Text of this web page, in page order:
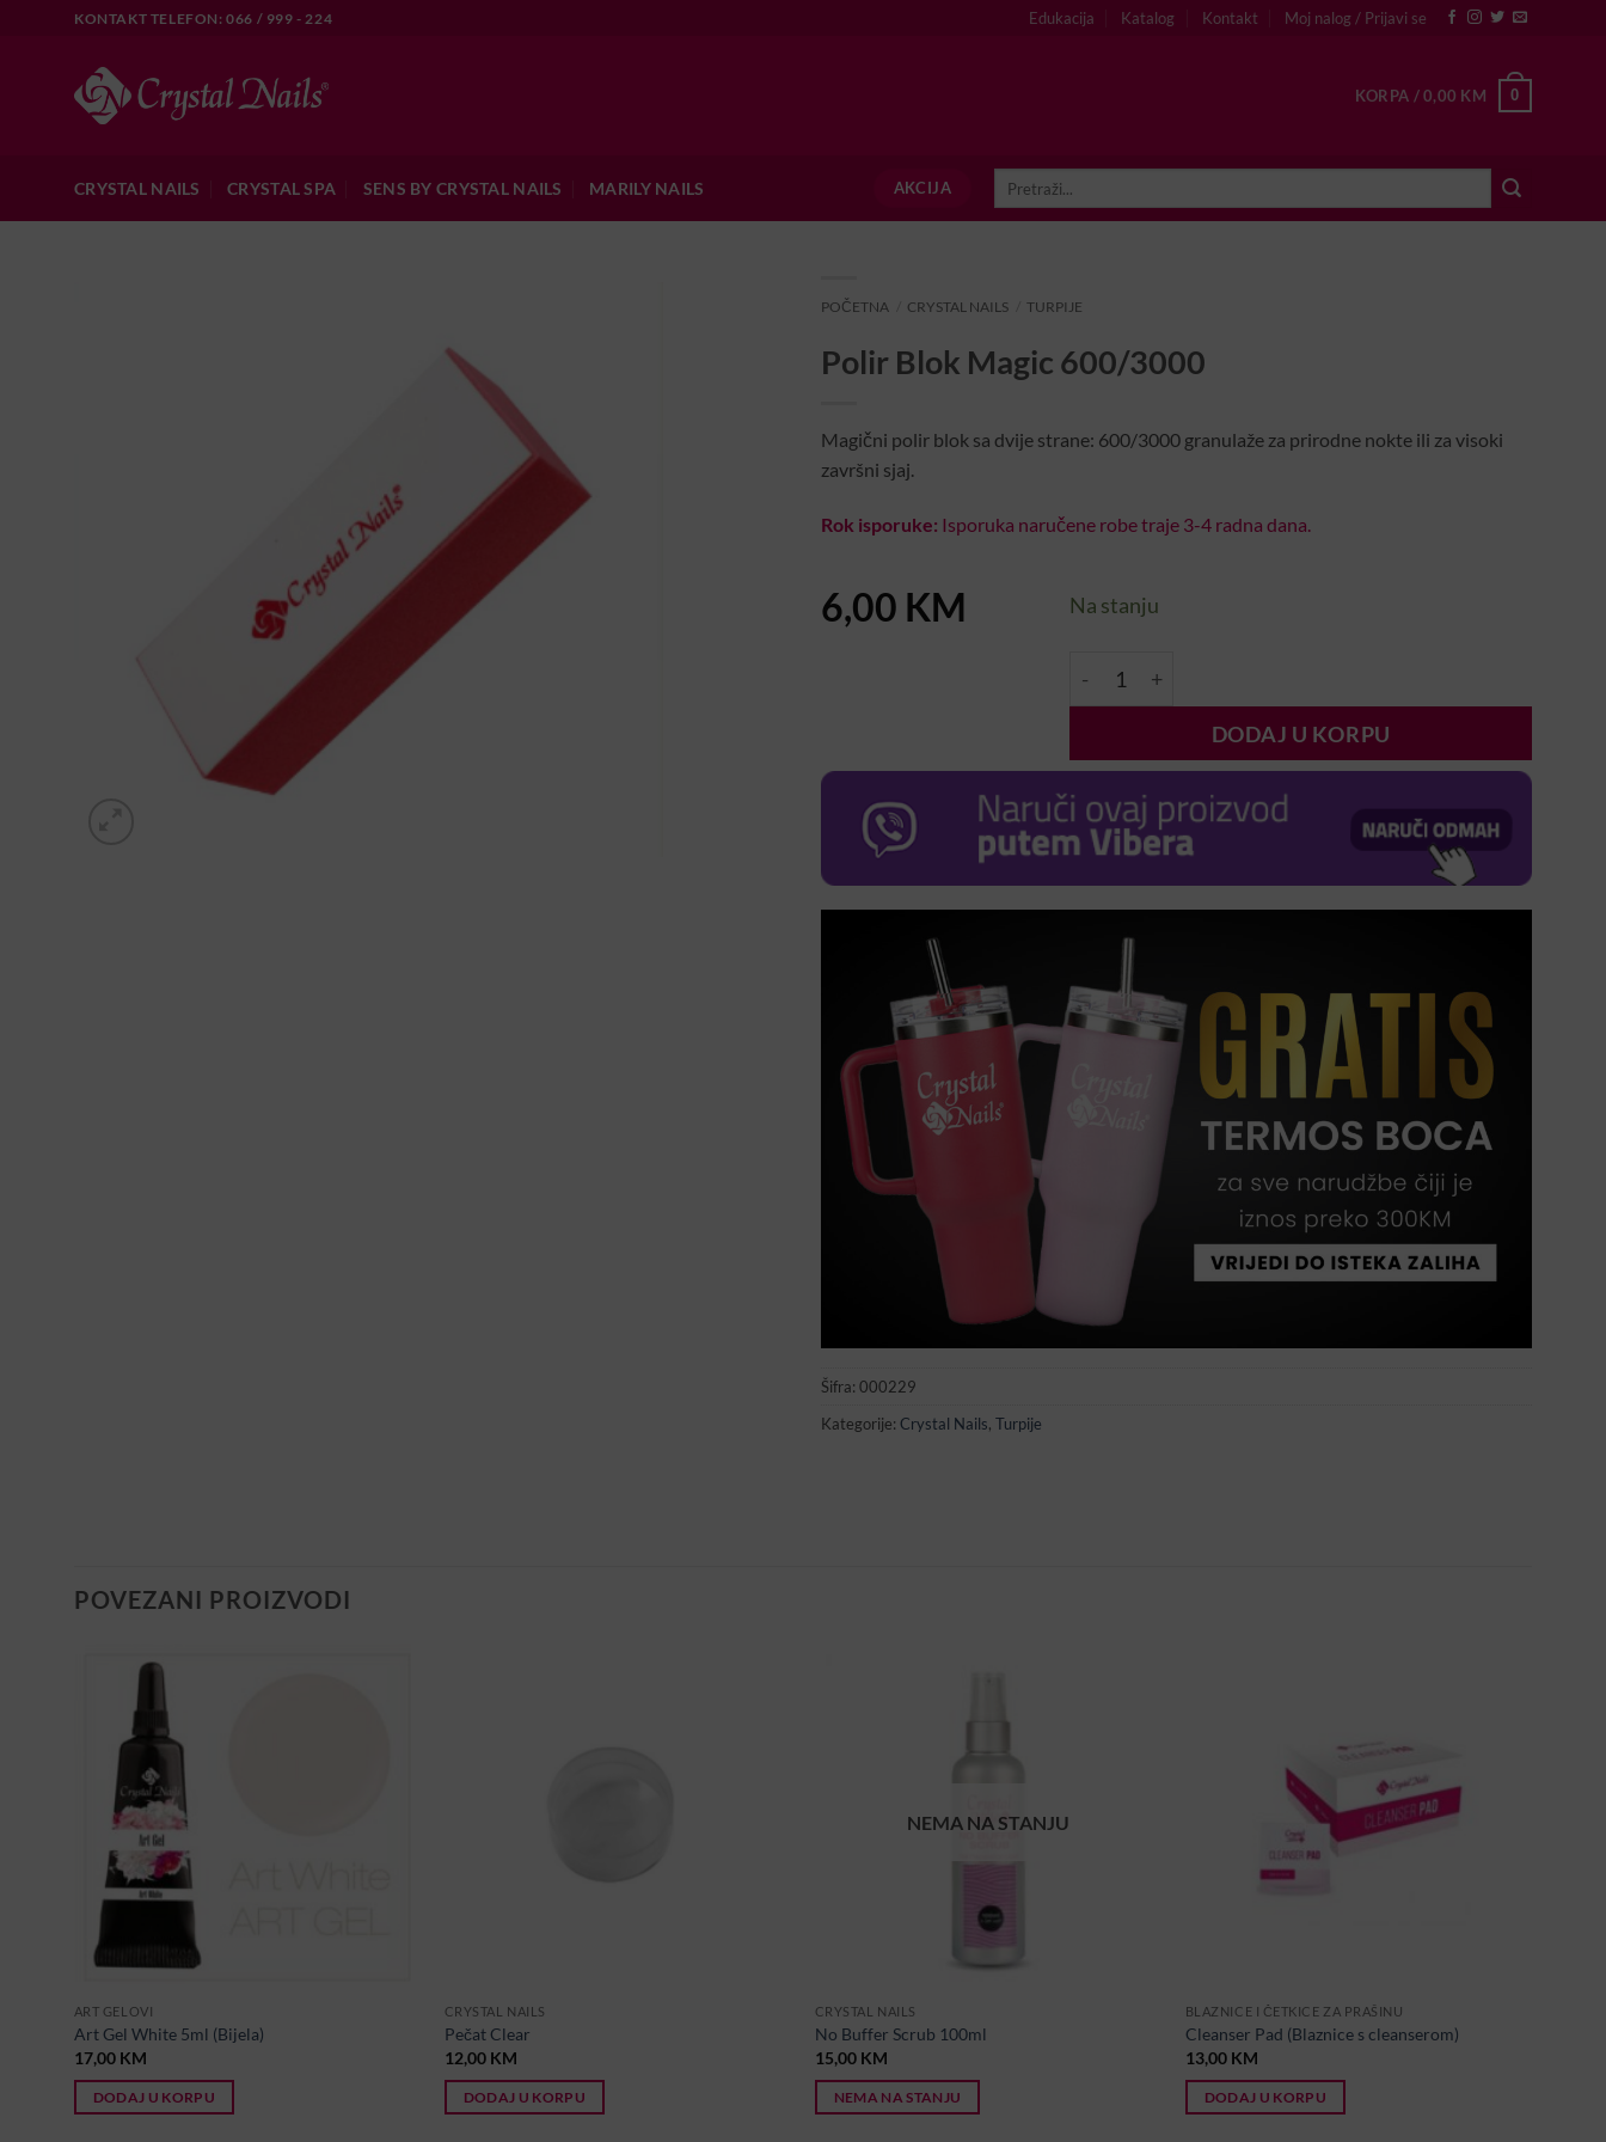
KONTAKT TELEFON: 066 / 999 - 224 Edukacija Katalog Kontakt Moj nalog / Prijavi se
KORPA /0,00 KM 0
CRYSTAL NAILS CRYSTAL SPA SENS BY CRYSTAL NAILS MARILY NAILS AKCIJA
POČETNA CRYSTAL NAILS TURPIJE
Polir Blok Magic 600/3000
Magični polir blok sa dvije strane: 600/3000 granulaže za prirodne nokte ili za visoki
završni sjaj.
Rok isporuke: Isporuka naručene robe traje 3-4 radna dana.
6,00 KM Na stanju
Polir Blok Magic 600/3000 količina
DODAJ U KORPU
Šifra: 000229
Kategorije: Crystal Nails, Turpije
POVEZANI PROIZVODI
ART GELOVI
Art Gel White 5ml (Bijela)
17,00 KM
DODAJ U KORPU
CRYSTAL NAILS
Pečat Clear
12,00 KM
DODAJ U KORPU
NEMA NA STANJU
CRYSTAL NAILS
No Buffer Scrub 100ml
15,00 KM
NEMA NA STANJU
BLAZNICE I ČETKICE ZA PRAŠINU
Cleanser Pad (Blaznice s cleanserom)
13,00 KM
DODAJ U KORPU